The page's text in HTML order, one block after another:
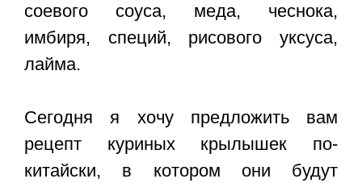
соевого соуса, меда, чеснока,
имбиря, специй, рисового уксуса,
лайма.
Сегодня я хочу предложить вам
рецепт куриных крылышек по-
китайски, в котором они будут